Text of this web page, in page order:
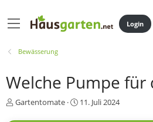
Login
Bewässerung
Welche Pumpe für
E
Gartentomate
E11. Juli 2024